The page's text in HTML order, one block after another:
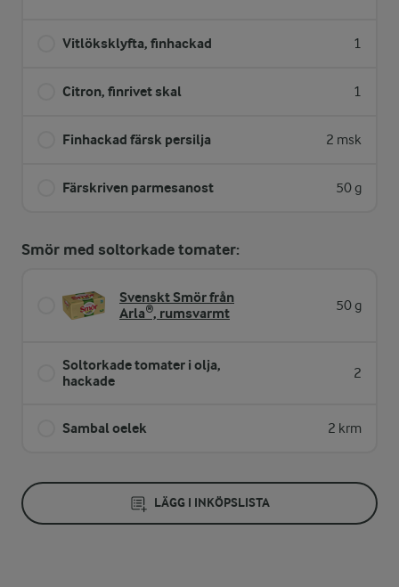
Vitlöksklyfta, finhackad 1
Citron, finrivet skal 1
Finhackad färsk persilja 2 msk
Färskriven parmesanost 50 g
Smör med soltorkade tomater:
Svenskt Smör från
Arla®, rumsvarmt
50 g
Soltorkade tomater i olja,
hackade
2
Sambal oelek 2 krm
LÄGG I INKÖPSLISTA